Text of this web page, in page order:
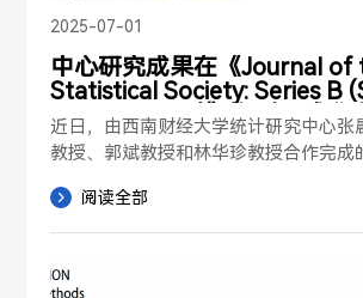
2025-07-01
中心研究成果在《Journal of
Statistical Society: Series B
Methodology)》期刊正式发
近日，由西南财经大学统计研究中心张
教授、郭斌教授和林华珍教授合作完成
emporal covariates”被统计学国际顶级
nal of the Royal Statistical Society:
经网络模型可基于时空数据做高精度预
阅读全部